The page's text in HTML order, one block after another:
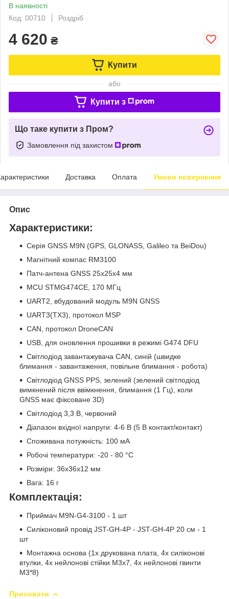
В наявності
Код: 00710
Роздріб
4 620 ₴
Купити
або
Купити з
Що таке купити з Пром?
Замовлення під захистом
Доставка Оплата Умови повернення
Опис
Характеристики:
Серія GNSS M9N (GPS, GLONASS, Galileo та BeiDou)
Магнітний компас RM3100
Патч-антена GNSS 25x25x4 мм
MCU STMG474CE, 170 МГц
UART2, вбудований модуль M9N GNSS
UART3(TX3), протокол MSP
CAN, протокол DroneCAN
USB, для оновлення прошивки в режимі G474 DFU
Світлодіод завантажувача CAN, синій (швидке
блимання - завантаження, повільне блимання - робота)
Світлодіод GNSS PPS, зелений (зелений світлодіод
вимкнений після ввімкнення, блимання (1 Гц), коли
GNSS має фіксоване 3D)
Світлодіод 3,3 В, червоний
Діапазон вхідної напруги: 4-6 В (5 В контакт/контакт)
Споживана потужність: 100 мА
Робочі температури: -20 - 80 °C
Розміри: 36x36x12 мм
Вага: 16 г
Комплектація:
Приймач M9N-G4-3100 - 1 шт
Силіконовий провід JST-GH-4P - JST-GH-4P 20 см - 1
шт
Монтажна основа (1x друкована плата, 4x силіконові
втулки, 4x нейлонові стійки M3x7, 4x нейлонові гвинти
M3*8)
Приховати